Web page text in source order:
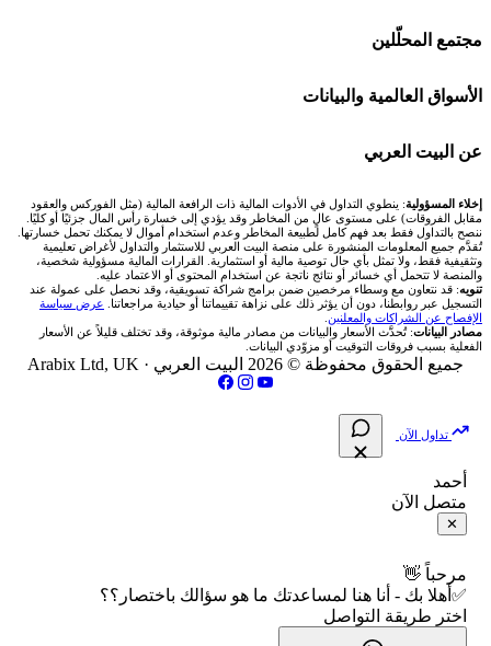
منصة بينانس
اكس تي بي XTB
انتراكتيف بروكرز IBKR
شركات تداول في الكويت
شركات تداول في قطر
شركات تداول في الأردن
شركات تداول في العراق
شركات تداول في فلسطين
🇸🇦 السوق السعودية
🇦🇪 أسواق الإمارات
🇪🇬 البورصة المصرية
🇶🇦 بورصة قطر
🇯🇴 بورصة عمّان
🇧🇭 بورصة البحرين
فلتر الأسهم الشرعي
📋 جميع الأسهم
🕌 الأسهم الحلال
🕌 حاسبة الزكاة
💱 محول العملات
🧮 حاسبة حجم اللوت
📊 حاسبة قيمة النقطة
💰 حاسبة ربح الفوركس
📌 حاسبة النقاط المحورية
📏 حاسبة حجم المركز
📈 حاسبة عائد التداول
📊 حاسبة الربح التراكمي
🧮 حاسبة متوسط سعر السهم
📅 التقويم الاقتصادي
مجتمع المحلّلين
🧱 حائط المجتمع
🏆 لوحة المحلّلين
✍️ اكتب تحليلك
الأسواق العالمية والبيانات
🌐 المؤشرات العالمية
🥇 سعر الذهب اليوم
🥇 أسعار الذهب والمعادن
💱 أسعار العملات والفوركس
💵 سعر الريال السعودي في مصر
📅 المؤشرات الاقتصادية
عن البيت العربي
من نحن
تواصل معنا
فريق المؤلفين
مقالات تعليمية
سياسة تقييم الشركات
الإبلاغ عن شركة نصابة
شروط الاستخدام
سياسة الخصوصية
إخلاء المسؤولية: ينطوي التداول في الأدوات المالية ذات الرافعة المالية (مثل الفوركس والعقود
مقابل الفروقات) على مستوى عالٍ من المخاطر وقد يؤدي إلى خسارة رأس المال جزئيًا أو كليًا.
ننصح بالتداول فقط بعد فهم كامل لطبيعة المخاطر وعدم استخدام أموال لا يمكنك تحمل خسارتها.
تُقدَّم جميع المعلومات المنشورة على منصة البيت العربي للاستثمار والتداول لأغراض تعليمية
وتثقيفية فقط، ولا تمثل بأي حال توصية مالية أو استثمارية. القرارات المالية مسؤولية شخصية،
والمنصة لا تتحمل أي خسائر أو نتائج ناتجة عن استخدام المحتوى أو الاعتماد عليه.
تنويه: قد نتعاون مع وسطاء مرخصين ضمن برامج شراكة تسويقية، وقد نحصل على عمولة عند
التسجيل عبر روابطنا، دون أن يؤثر ذلك على نزاهة تقييماتنا أو حيادية مراجعاتنا. عرض سياسة
الإفصاح عن الشراكات والمعلنين
مصادر البيانات: تُحدَّث الأسعار والبيانات من مصادر مالية موثوقة، وقد تختلف قليلاً عن الأسعار
الفعلية بسبب فروقات التوقيت أو مزوّدي البيانات.
جميع الحقوق محفوظة © 2026 البيت العربي · Arabix Ltd, UK
تداول الآن
أحمد
متصل الآن
✕
مرحباً 👋
✅أهلا بك - أنا هنا لمساعدتك ما هو سؤالك باختصار؟؟
اختر طريقة التواصل